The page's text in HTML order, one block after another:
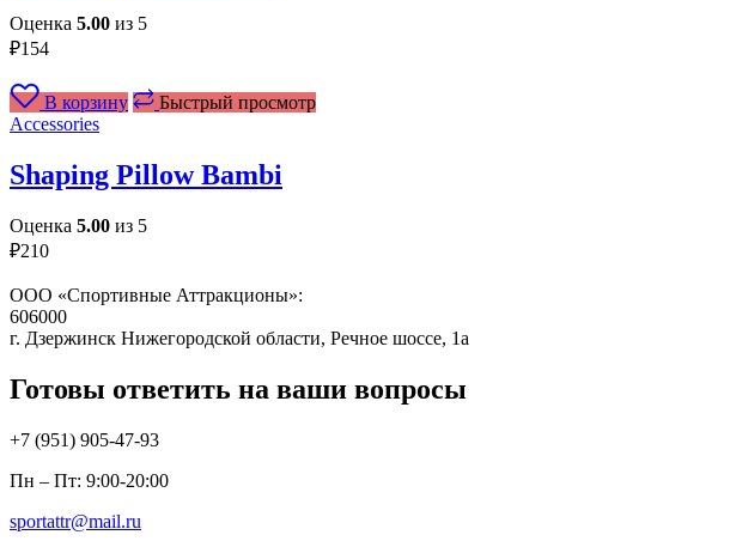
Оценка 5.00 из 5
₽154
В корзину
Быстрый просмотр
Accessories
Shaping Pillow Bambi
Оценка 5.00 из 5
₽210
ООО «Спортивные Аттракционы»:
606000
г. Дзержинск Нижегородской области, Речное шоссе, 1а
Готовы ответить на ваши вопросы
+7 (951) 905-47-93
Пн – Пт: 9:00-20:00
sportattr@mail.ru